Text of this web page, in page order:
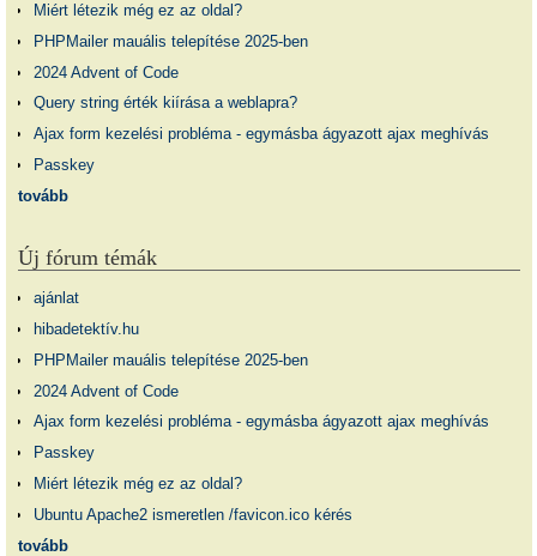
Miért létezik még ez az oldal?
PHPMailer mauális telepítése 2025-ben
2024 Advent of Code
Query string érték kiírása a weblapra?
Ajax form kezelési probléma - egymásba ágyazott ajax meghívás
Passkey
tovább
Új fórum témák
ajánlat
hibadetektív.hu
PHPMailer mauális telepítése 2025-ben
2024 Advent of Code
Ajax form kezelési probléma - egymásba ágyazott ajax meghívás
Passkey
Miért létezik még ez az oldal?
Ubuntu Apache2 ismeretlen /favicon.ico kérés
tovább